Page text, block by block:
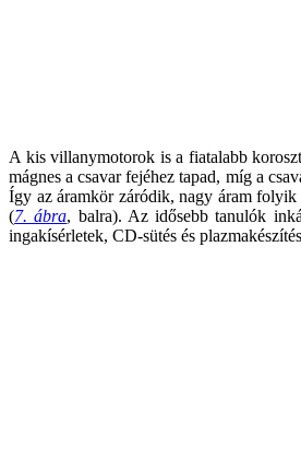
A kis villanymotorok is a fiatalabb
mágnes a csavar fejéhez tapad, míg a
Így az áramkör záródik, nagy áram folyik
(7. ábra, balra). Az idősebb tanulók
ingakísérletek, CD-sütés és